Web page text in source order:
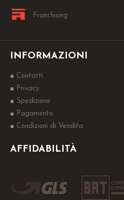
Franchising
INFORMAZIONI
Contatti
Privacy
Spedizione
Pagamento
Condizioni di Vendita
AFFIDABILITÀ